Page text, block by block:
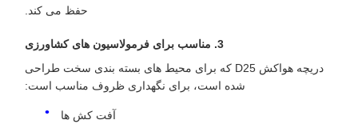
حفظ می کند.
3. مناسب برای فرمولاسیون های کشاورزی
دریچه هواکش D25 که برای محیط های بسته بندی سخت طراحی
شده است، برای نگهداری ظروف مناسب است:
آفت کش ها